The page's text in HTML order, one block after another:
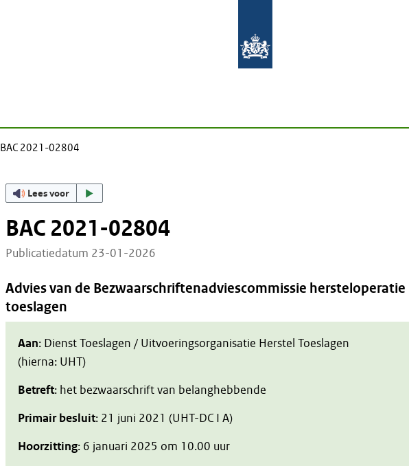
BAC 2021-02804
Lees voor
BAC 2021-02804
Publicatiedatum 23-01-2026
Advies van de Bezwaarschriftenadviescommissie hersteloperatie
toeslagen
Aan: Dienst Toeslagen / Uitvoeringsorganisatie Herstel Toeslagen
(hierna: UHT)
Betreft: het bezwaarschrift van belanghebbende
Primair besluit: 21 juni 2021 (UHT-DC I A)
Hoorzitting: 6 januari 2025 om 10.00 uur